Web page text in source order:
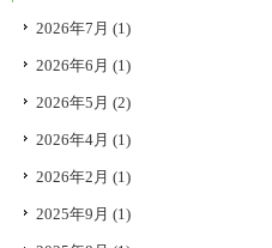
2026年7月 (1)
2026年6月 (1)
2026年5月 (2)
2026年4月 (1)
2026年2月 (1)
2025年9月 (1)